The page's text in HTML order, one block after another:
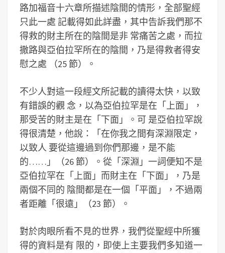
路加福音十六章所描述陰間的情形，全部聖經
只此一處 記載得如此詳盡，其中告訴我們那不
得救的財主所在的陰間是非 常痛苦之處，而拉
撒路與亞伯拉罕所在的陰間，乃是得救者得安
慰之處 （25 節）。
不少人對這一段經文所記載的讀得太快，以致
有錯誤的觀 念，以為亞伯拉罕是在「上面」，
那受苦的財主是在「下面」。可 是亞伯拉罕說
得很清楚，他說：「在你我之間有深淵限定，
以致人 要從這邊過到你們那邊，是不能
的……」（26 節）。從「深淵」一詞便知不是
亞伯拉罕在「上面」而財主在「下面」，乃是
兩個不同的 陰間都是在一個「平面」，不過兩
者距離「很遠」（23 節）。
對於肉眼所看不見的世界，我們從聖經中所獲
得的資料是有 限的，即使上主要我們多知道一